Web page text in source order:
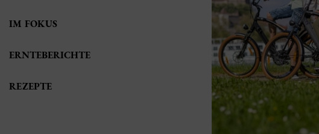
IM FOKUS
ERNTEBERICHTE
REZEPTE